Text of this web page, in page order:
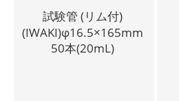
試験管 (リム付)
(IWAKI)φ16.5×165mm
50本(20mL)